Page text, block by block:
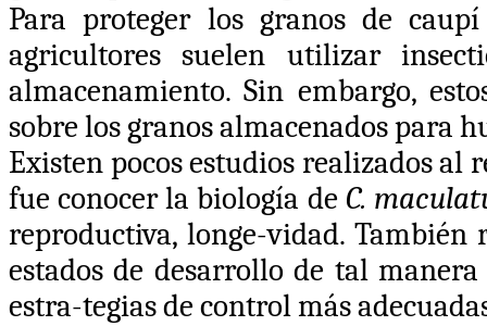
Paraproteger los granos de caupí
agricultores suelen utilizar
almacenamiento. Sin embargo,
sobre los granos almacenados para
Existen pocos estudios realizados al
fue conocer la biología de C.
reproductiva, longe-vidad.
estados de desarrollo de tal
estra-tegias de control más